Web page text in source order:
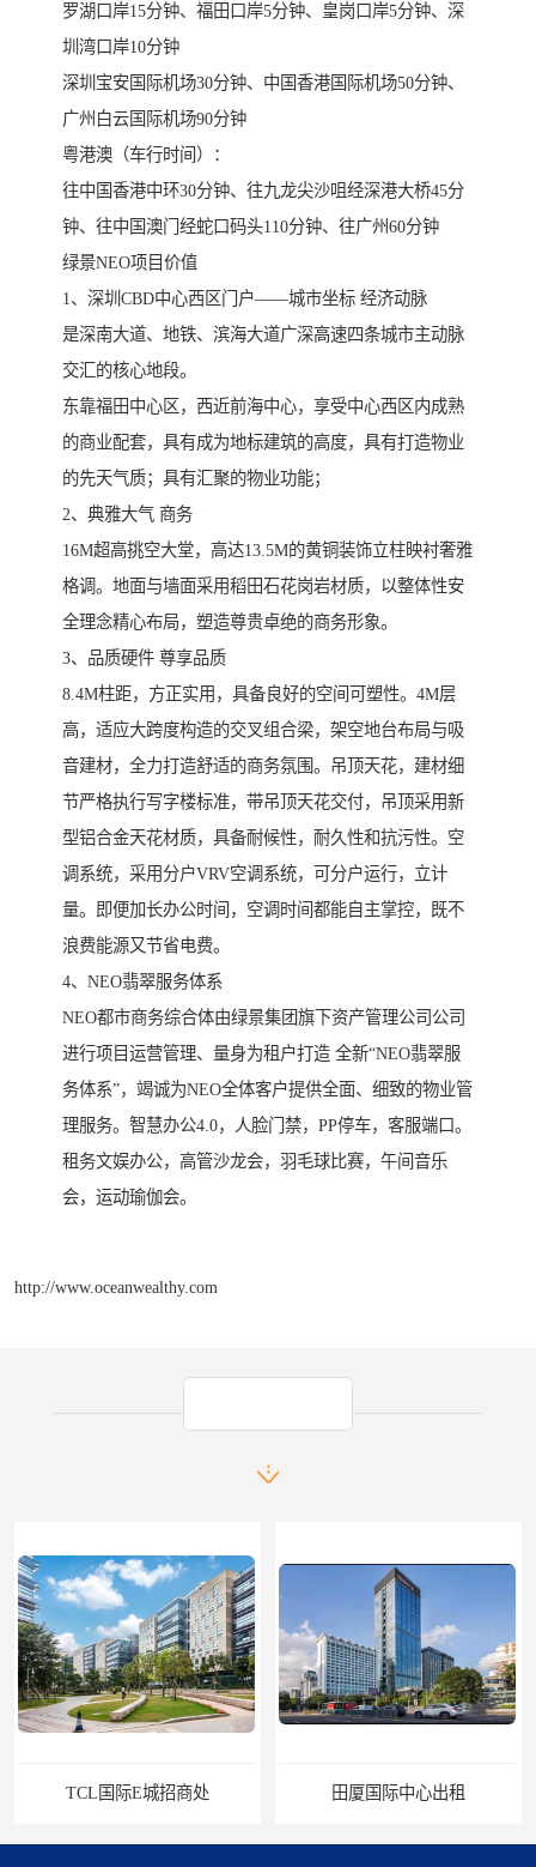
罗湖口岸15分钟、福田口岸5分钟、皇岗口岸5分钟、深
圳湾口岸10分钟
深圳宝安国际机场30分钟、中国香港国际机场50分钟、
广州白云国际机场90分钟
粤港澳（车行时间）：
往中国香港中环30分钟、往九龙尖沙咀经深港大桥45分
钟、往中国澳门经蛇口码头110分钟、往广州60分钟
绿景NEO项目价值
1、深圳CBD中心西区门户——城市坐标 经济动脉
是深南大道、地铁、滨海大道广深高速四条城市主动脉
交汇的核心地段。
东靠福田中心区，西近前海中心，享受中心西区内成熟
的商业配套，具有成为地标建筑的高度，具有打造物业
的先天气质；具有汇聚的物业功能；
2、典雅大气 商务
16M超高挑空大堂，高达13.5M的黄铜装饰立柱映衬奢雅
格调。地面与墙面采用稻田石花岗岩材质，以整体性安
全理念精心布局，塑造尊贵卓绝的商务形象。
3、品质硬件 尊享品质
8.4M柱距，方正实用，具备良好的空间可塑性。4M层
高，适应大跨度构造的交叉组合梁，架空地台布局与吸
音建材，全力打造舒适的商务氛围。吊顶天花，建材细
节严格执行写字楼标准，带吊顶天花交付，吊顶采用新
型铝合金天花材质，具备耐候性，耐久性和抗污性。空
调系统，采用分户VRV空调系统，可分户运行，立计
量。即便加长办公时间，空调时间都能自主掌控，既不
浪费能源又节省电费。
4、NEO翡翠服务体系
NEO都市商务综合体由绿景集团旗下资产管理公司公司
进行项目运营管理、量身为租户打造 全新“NEO翡翠服
务体系”，竭诚为NEO全体客户提供全面、细致的物业管
理服务。智慧办公4.0，人脸门禁，PP停车，客服端口。
租务文娱办公，高管沙龙会，羽毛球比赛，午间音乐
会，运动瑜伽会。
http://www.oceanwealthy.com
TCL国际E城招商处 田厦国际中心出租